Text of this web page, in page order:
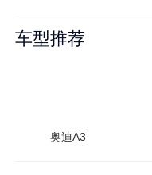
车型推荐
奥迪A3